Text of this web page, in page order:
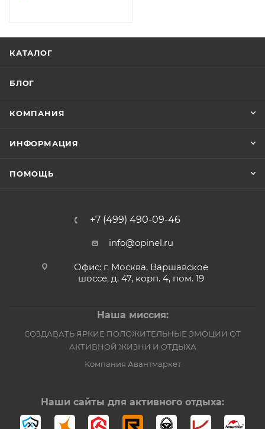
КАТАЛОГ
БЛОГ
КОМПАНИЯ
ИНФОРМАЦИЯ
ПОМОЩЬ
+7 (499) 490-09-46
info@opinel.ru
Офис: г. Москва, Варшавское
шоссе, д. 47, корп. 4, пом. 19
Наша миссия:
СОЗДАВАТЬ ЯРКИЕ ПОЛОЖИТЕЛЬНЫЕ ЭМОЦИИ ОТ
АКТИВНОЙ ЖИЗНИ И ОТДЫХА
Компания Авантмаркет
Наши сайты для активного отдыха: